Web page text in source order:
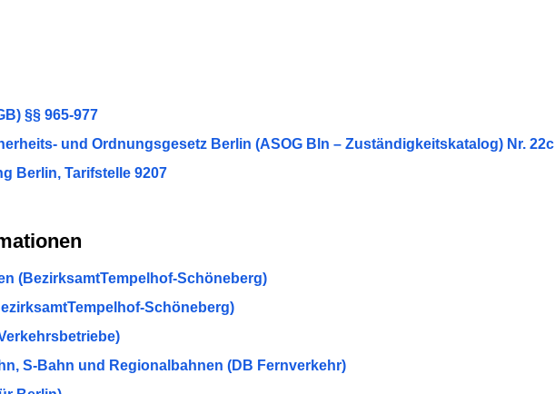
§§ 965-977
und Ordnungsgesetz Berlin (ASOG Bln – Zuständigkeitskatalog) Nr. 22c
Berlin, Tarifstelle 9207
(BezirksamtTempelhof-Schöneberg)
Schöneberg)
S-Bahn und Regionalbahnen (DB Fernverkehr)